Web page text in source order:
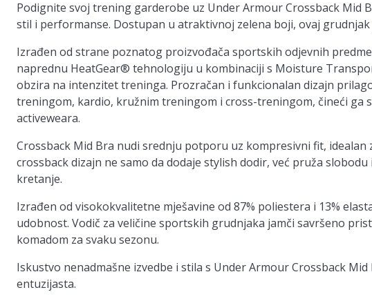
Podignite svoj trening garderobe uz Under Armour Crossback Mid
stil i performanse. Dostupan u atraktivnoj zelena boji, ovaj
Izrađen od strane poznatog proizvođača sportskih odjevnih
naprednu HeatGear® tehnologiju u kombinaciji s Moisture
obzira na intenzitet treninga. Prozračan i funkcionalan dizajn
treningom, kardio, kružnim treningom i cross-treningom, čineći ga
activeweara.
Crossback Mid Bra nudi srednju potporu uz kompresivni fit, idealan
crossback dizajn ne samo da dodaje stylish dodir, već pruža
kretanje.
Izrađen od visokokvalitetne mješavine od 87% poliestera i 13%
udobnost. Vodič za veličine sportskih grudnjaka jamči savršeno
komadom za svaku sezonu.
Iskustvo nenadmašne izvedbe i stila s Under Armour Crossback
entuzijasta.